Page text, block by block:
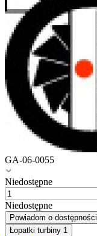
GA-06-0055
Niedostępne
Niedostępne
Powiadom o dostępności
Łopatki turbiny 1